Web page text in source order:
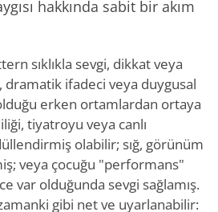
hakkında sabit bir akım
sıklıkla sevgi, dikkat veya
dramatik ifadeci veya duygusal
erken ortamlardan ortaya
tiyatroyu veya canlı
olabilir; sığ, görünüm
veya çocuğu "performans"
var olduğunda sevgi sağlamış.
gibi net ve uyarlanabilir: